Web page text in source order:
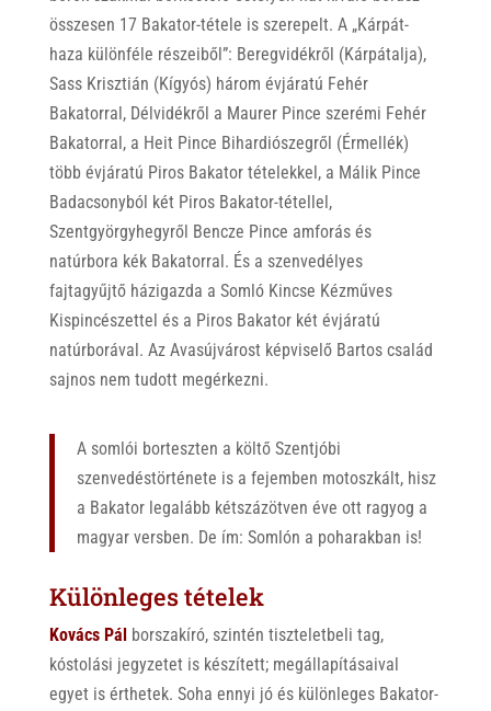
összesen 17 Bakator-tétele is szerepelt. A „Kárpát-
haza különféle részeiből”: Beregvidékről (Kárpátalja),
Sass Krisztián (Kígyós) három évjáratú Fehér
Bakatorral, Délvidékről a Maurer Pince szerémi Fehér
Bakatorral, a Heit Pince Bihardiószegről (Érmellék)
több évjáratú Piros Bakator tételekkel, a Málik Pince
Badacsonyból két Piros Bakator-tétellel,
Szentgyörgyhegyről Bencze Pince amforás és
natúrbora kék Bakatorral. És a szenvedélyes
fajtagyűjtő házigazda a Somló Kincse Kézműves
Kispincészettel és a Piros Bakator két évjáratú
natúrborával. Az Avasújvárost képviselő Bartos család
sajnos nem tudott megérkezni.
A somlói borteszten a költő Szentjóbi
szenvedéstörténete is a fejemben motoszkált, hisz
a Bakator legalább kétszázötven éve ott ragyog a
magyar versben. De ím: Somlón a poharakban is!
Különleges tételek
Kovács Pálborszakíró, szintén tiszteletbeli tag,
kóstolási jegyzetet is készített; megállapításaival
egyet is érthetek. Soha ennyi jó és különleges Bakator-